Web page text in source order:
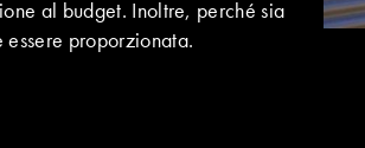
al budget. Inoltre, perché sia
proporzionata.